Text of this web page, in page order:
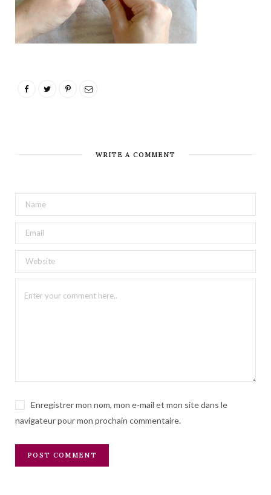
WRITE A COMMENT
Enregistrer mon nom, mon e-mail et mon site dans le
navigateur pour mon prochain commentaire.